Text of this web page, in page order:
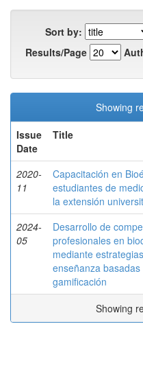
Sort by:
Results/Page
Showing
Issue
Date
Title
2020-
11
Capacitación en
estudiantes de
la extensión
2024-
05
Desarrollo de
profesionales en
mediante
enseñanza basadas
gamificación
Showing